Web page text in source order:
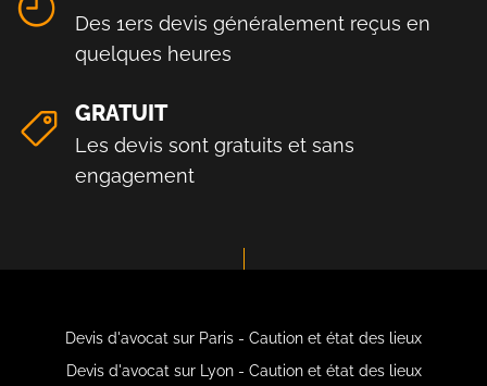
Des 1ers devis généralement reçus en
quelques heures
GRATUIT
Les devis sont gratuits et sans
engagement
Devis d'avocat sur Paris - Caution et état des lieux
Devis d'avocat sur Lyon - Caution et état des lieux